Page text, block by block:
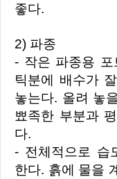
좋다.
2) 파종
- 작은 파종용 포
틱분에 배수가
놓는다. 올려 놓
뾰족한 부분과
다.
- 전체적으로 습
한다. 흙에 물을